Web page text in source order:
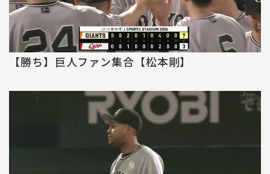
【勝ち】巨人ファン集合【松本剛】